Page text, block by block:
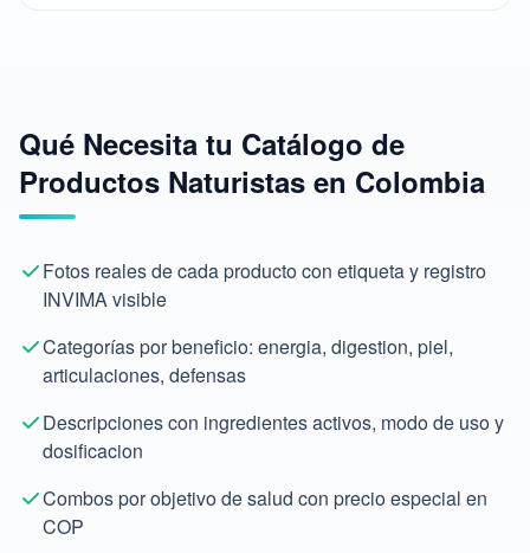
Qué Necesita tu Catálogo de
Productos Naturistas en Colombia
Fotos reales de cada producto con etiqueta y registro
INVIMA visible
Categorías por beneficio: energia, digestion, piel,
articulaciones, defensas
Descripciones con ingredientes activos, modo de uso y
dosificacion
Combos por objetivo de salud con precio especial en
COP